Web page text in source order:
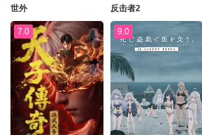
世外 反击者2
7.0 9.0